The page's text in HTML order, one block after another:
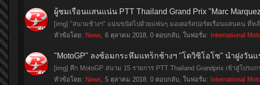
ผู้ชมเรือนแสนแน่น PTT Thailand Grand Prix "Marc
[img] "สนามช้างฯ" แน่นขนัดไปด้วยแฟนๆ มอเตอร์สปอร์ตเรือนแสนคน ที่ห
หัวข้อโดย: News, 6 ตุลาคม 2018, 0 ตอบกลับ, ในฟอรั่ม: International
"MotoGP" ลงซ้อมกระหึ่มแทร็กช้างฯ "โดวิซิโอโซ" นำฝูงวันแ
[img] ศึก MotoGP สนาม 15 รายการ PTT Thailand Grandprix เข้าสู่โปร
หัวข้อโดย: News, 5 ตุลาคม 2018, 0 ตอบกลับ, ในฟอรั่ม: International